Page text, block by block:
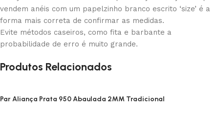
vendem anéis com um papelzinho branco escrito ‘size’ é a
forma mais correta de confirmar as medidas.
Evite métodos caseiros, como fita e barbante a
probabilidade de erro é muito grande.
Produtos Relacionados
Par Aliança Prata 950 Abaulada 2MM Tradicional